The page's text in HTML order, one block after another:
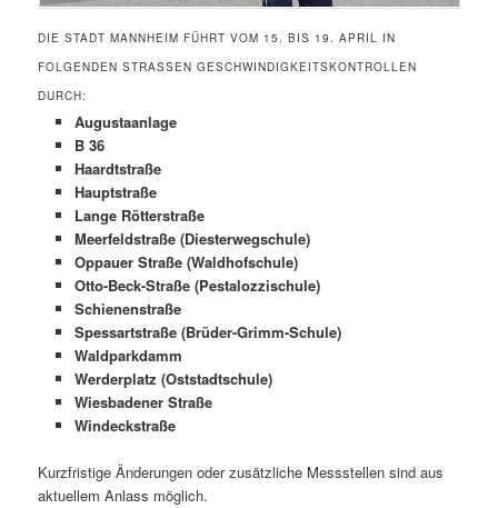
DIE STADT MANNHEIM FÜHRT VOM 15. BIS 19. APRIL IN
FOLGENDEN STRASSEN GESCHWINDIGKEITSKONTROLLEN D
URCH:
Augustaanlage
B 36
Haardtstraße
Hauptstraße
Lange Rötterstraße
Meerfeldstraße (Diesterwegschule)
Oppauer Straße (Waldhofschule)
Otto-Beck-Straße (Pestalozzischule)
Schienenstraße
Spessartstraße (Brüder-Grimm-Schule)
Waldparkdamm
Werderplatz (Oststadtschule)
Wiesbadener Straße
Windeckstraße
Kurzfristige Änderungen oder zusätzliche Messstellen sind aus
aktuellem Anlass möglich.